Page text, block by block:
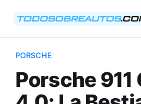
PORSCHE
Porsche 911